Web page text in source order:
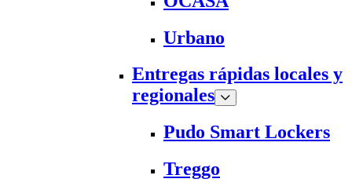
Urbano
Entregas rápidas locales y
regionales
Pudo Smart Lockers
Treggo